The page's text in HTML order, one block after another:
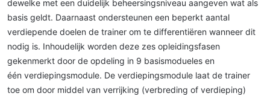
dewelke met een duidelijk beheersingsniveau aangeven wat als
basis geldt. Daarnaast ondersteunen een beperkt aantal
verdiepende doelen de trainer om te differentiëren wanneer dit
nodig is. Inhoudelijk worden deze zes opleidingsfasen
gekenmerkt door de opdeling in 9 basismodueles en
één verdiepingsmodule. De verdiepingsmodule laat de trainer
toe om door middel van verrijking (verbreding of verdieping)